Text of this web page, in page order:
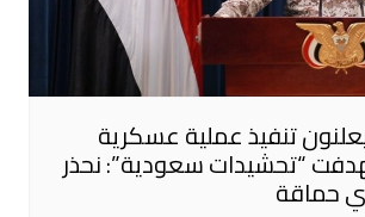
تنفيذ عملية عسكرية
“تحشيدات سعودية”: نحذر
حماقة